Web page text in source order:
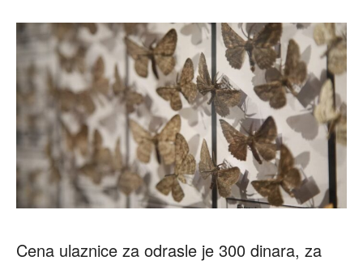
Cena ulaznice za odrasle je 300 dinara, za